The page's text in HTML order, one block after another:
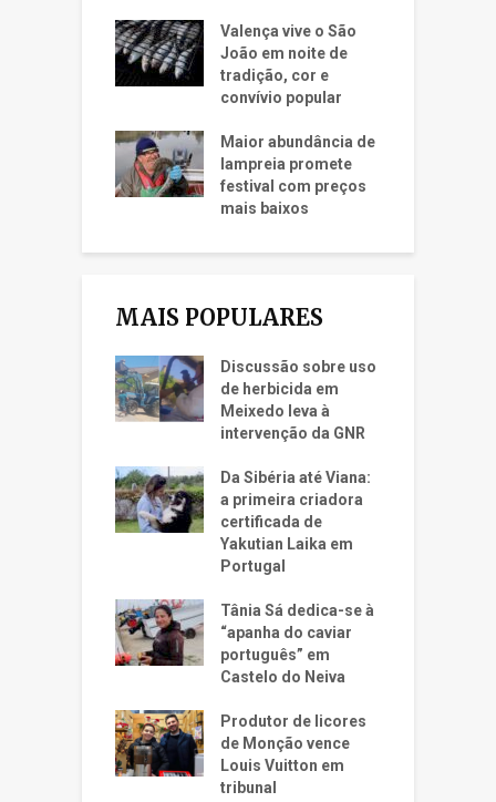
Valença vive o São
João em noite de
tradição, cor e
convívio popular
Maior abundância de
lampreia promete
festival com preços
mais baixos
MAIS POPULARES
Discussão sobre uso
de herbicida em
Meixedo leva à
intervenção da GNR
Da Sibéria até Viana:
a primeira criadora
certificada de
Yakutian Laika em
Portugal
Tânia Sá dedica-se à
“apanha do caviar
português” em
Castelo do Neiva
Produtor de licores
de Monção vence
Louis Vuitton em
tribunal